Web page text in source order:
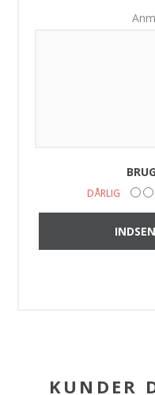
DÅRLIG
KUNDER